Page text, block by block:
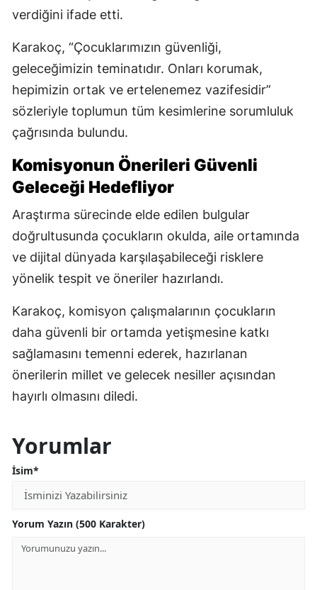
verdiğini ifade etti.
Karakoç, “Çocuklarımızın güvenliği,
geleceğimizin teminatıdır. Onları korumak,
hepimizin ortak ve ertelenemez vazifesidir”
sözleriyle toplumun tüm kesimlerine sorumluluk
çağrısında bulundu.
Komisyonun Önerileri Güvenli
Geleceği Hedefliyor
Araştırma sürecinde elde edilen bulgular
doğrultusunda çocukların okulda, aile ortamında
ve dijital dünyada karşılaşabileceği risklere
yönelik tespit ve öneriler hazırlandı.
Karakoç, komisyon çalışmalarının çocukların
daha güvenli bir ortamda yetişmesine katkı
sağlamasını temenni ederek, hazırlanan
önerilerin millet ve gelecek nesiller açısından
hayırlı olmasını diledi.
Yorumlar
İsim*
Yorum Yazın (500 Karakter)